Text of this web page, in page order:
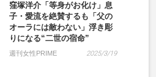
窪塚洋介「等身がお化け」息
子・愛流を絶賛するも「父の
オーラには敵わない」浮き彫
りになる“二世の宿命”
週刊女性PRIME 2025/3/19